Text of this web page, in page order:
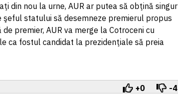
din nou la urne, AUR ar putea să obţină singur
şeful statului să desemneze premierul propus
premier, AUR va merge la Cotroceni cu
ca fostul candidat la prezidenţiale să preia
+0 -4